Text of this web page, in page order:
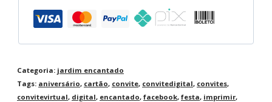
Categoria: jardim encantado
Tags: aniversário, cartão, convite, convitedigital, convites,
convitevirtual, digital, encantado, facebook, festa, imprimir,